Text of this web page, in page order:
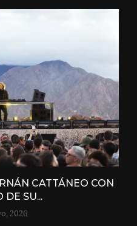
CATTÁNEO CON
DE SU...
2026